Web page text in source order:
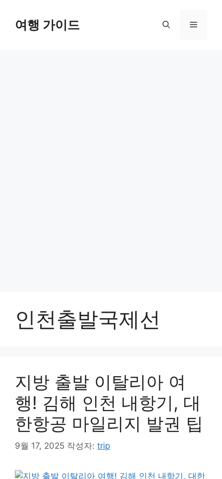
여행 가이드 메
인천출발국제선
지방 출발 이탈리아 여
행! 김해 인천 내항기, 대
한항공 마일리지 발권 팁
9월 17, 2025 작성자: trip